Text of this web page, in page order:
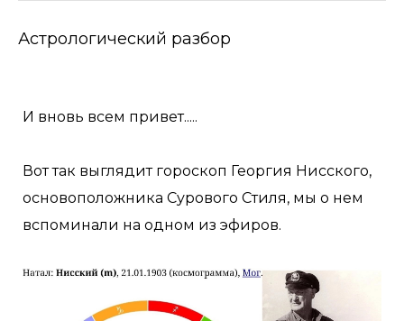
Астрологический разбор
И вновь всем привет.....
Вот так выглядит гороскоп Георгия Нисского,
основоположника Сурового Стиля, мы о нем
вспоминали на одном из эфиров.